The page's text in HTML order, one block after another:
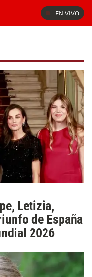
EN VIVO
Letizia,
de España
2026